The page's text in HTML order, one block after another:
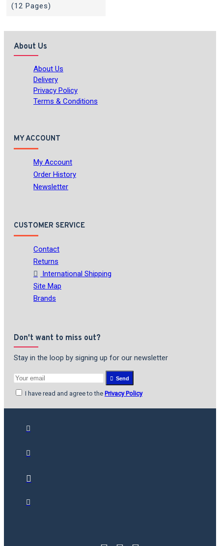
(12 Pages)
About Us
About Us
Delivery
Privacy Policy
Terms & Conditions
MY ACCOUNT
My Account
Order History
Newsletter
CUSTOMER SERVICE
Contact
Returns
International Shipping
Site Map
Brands
Don't want to miss out?
Stay in the loop by signing up for our newsletter
Send
I have read and agree to the Privacy Policy